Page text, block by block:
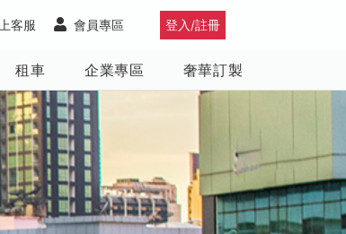
登入/註冊
會員專區
客服
租車 企業專區 奢華訂製